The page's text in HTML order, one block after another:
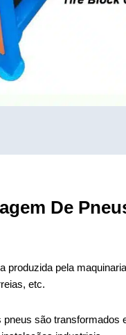
De
produzida pela
etc.
pneus são transformados